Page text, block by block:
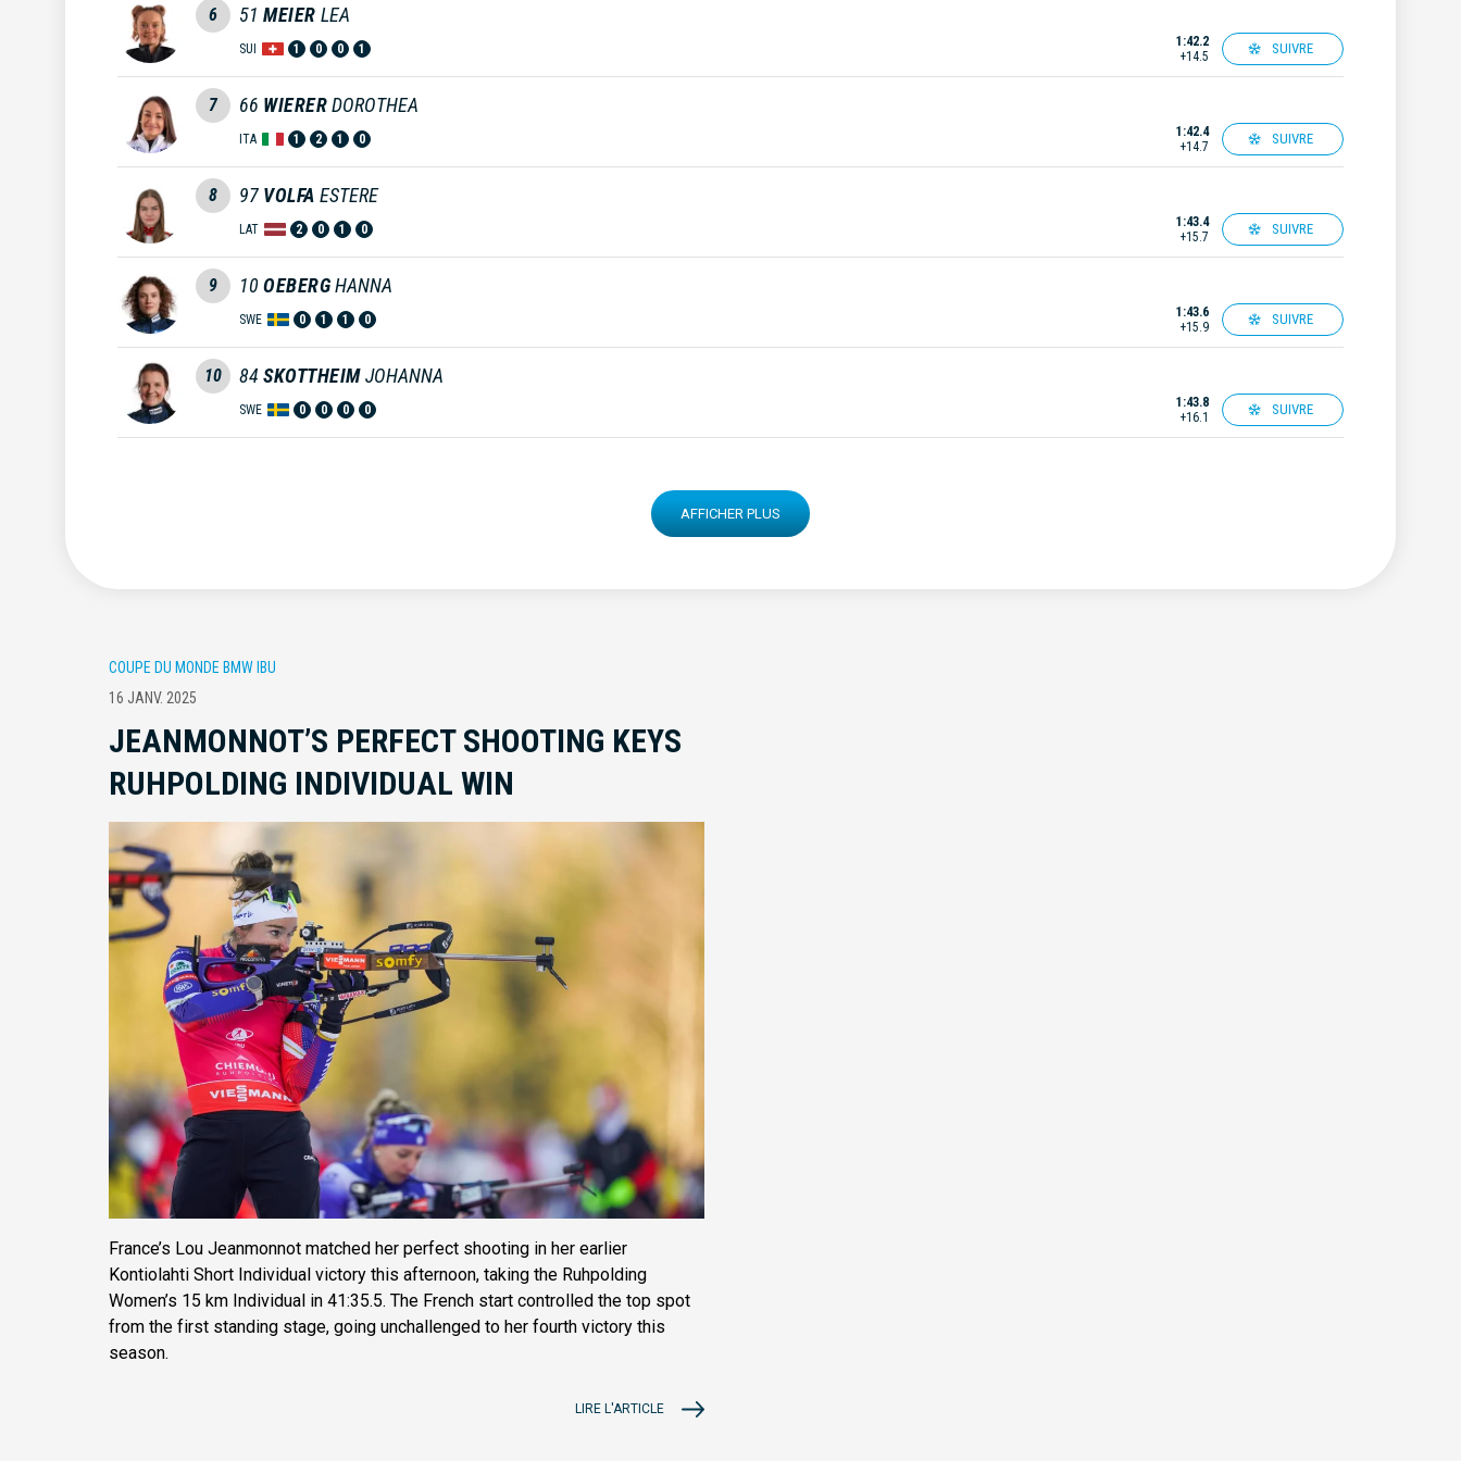
6 51 MEIER LEA
SUI 1 0 0 1
1:42.2
+14.5
SUIVRE
7 66 WIERERDOROTHEA
ITA 1 2 1 0
1:42.4
+14.7
SUIVRE
8 97 VOLFA ESTERE
LAT 2 0 1 0
1:43.4
+15.7
SUIVRE
9 10 OEBERGHANNA
SWE 0 1 1 0
1:43.6
+15.9
SUIVRE
10 84 SKOTTHEIM JOHANNA
SWE 0 0 0 0
1:43.8
+16.1
SUIVRE
AFFICHER PLUS
COUPE DU MONDE BMW IBU
16 JANV. 2025
JEANMONNOT’S PERFECT SHOOTING KEYS
RUHPOLDING INDIVIDUAL WIN
France’s Lou Jeanmonnot matched her perfect shooting in her earlier
Kontiolahti Short Individual victory this afternoon, taking the Ruhpolding
Women’s 15 km Individual in 41:35.5. The French start controlled the top spot
from the first standing stage, going unchallenged to her fourth victory this
season.
LIRE L'ARTICLE